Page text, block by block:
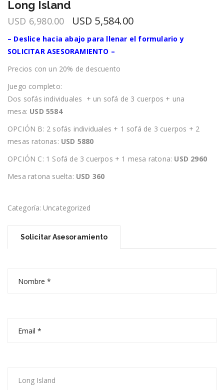
Long Island
USD 6,980.00
El
precio
original
era:
USD
USD 5,584.00El
precio
actual
– Deslice hacia abajo para llenar el formulario y
SOLICITAR ASESORAMIENTO –
Precios con un 20% de descuento
Juego completo:
Dos sofás individuales + un sofá de 3 cuerpos + una
mesa: USD 5584
OPCIÓN B: 2 sofás individuales + 1 sofá de 3 cuerpos + 2
mesas ratonas: USD 5880
OPCIÓN C: 1 Sofá de 3 cuerpos + 1 mesa ratona: USD 2960
Mesa ratona suelta: USD 360
Categoría: Uncategorized
Solicitar Asesoramiento